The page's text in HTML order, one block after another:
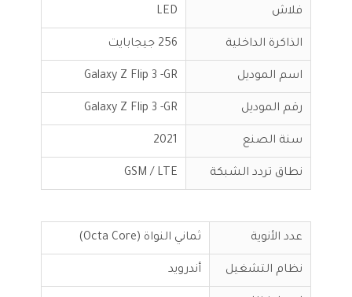
فلاش LED
الذاكرة الداخلية 256 جيجابايت
اسم الموديل Galaxy Z Flip 3 -GR
رقم الموديل Galaxy Z Flip 3 -GR
سنة الصنع 2021
نطاق تردد الشبكة GSM / LTE
عدد الأنوية ثماني النواة (Octa Core)
نظام التشغيل أندرويد